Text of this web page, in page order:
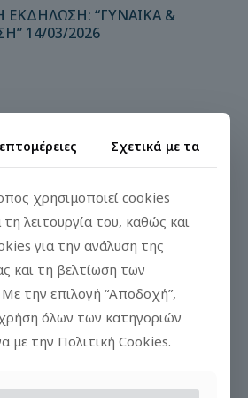
“ΓΥΝΑΙΚΑ &
14/03/2026
ΜΕΤΑΜΟΣΧΕΥΣΕΙΣ_ΓΝΑ
Σχετικά με τα
χρησιμοποιεί cookies
λειτουργία του, καθώς και
για την ανάλυση της
και τη βελτίωση των
την επιλογή “Αποδοχή”,
όλων των κατηγοριών
με την Πολιτική Cookies.